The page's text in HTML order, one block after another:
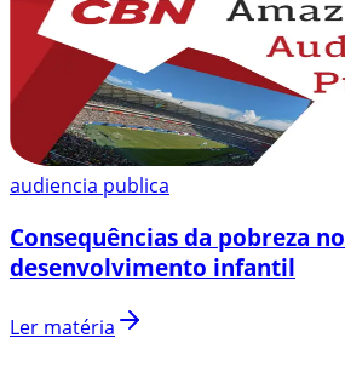
audiencia publica
Consequências da pobreza no
desenvolvimento infantil
Ler matéria